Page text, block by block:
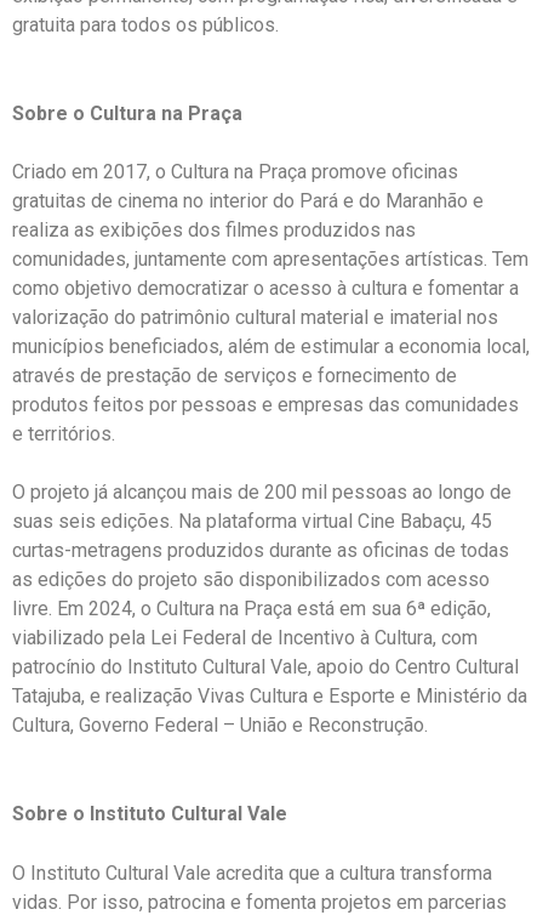
gratuita para todos os públicos.
Sobre o Cultura na Praça
Criado em 2017, o Cultura na Praça promove oficinas
gratuitas de cinema no interior do Pará e do Maranhão e
realiza as exibições dos filmes produzidos nas
comunidades, juntamente com apresentações artísticas. Tem
como objetivo democratizar o acesso à cultura e fomentar a
valorização do patrimônio cultural material e imaterial nos
municípios beneficiados, além de estimular a economia local,
através de prestação de serviços e fornecimento de
produtos feitos por pessoas e empresas das comunidades
e territórios.
O projeto já alcançou mais de 200 mil pessoas ao longo de
suas seis edições. Na plataforma virtual Cine Babaçu, 45
curtas-metragens produzidos durante as oficinas de todas
as edições do projeto são disponibilizados com acesso
livre. Em 2024, o Cultura na Praça está em sua 6ª edição,
viabilizado pela Lei Federal de Incentivo à Cultura, com
patrocínio do Instituto Cultural Vale, apoio do Centro Cultural
Tatajuba, e realização Vivas Cultura e Esporte e Ministério da
Cultura, Governo Federal – União e Reconstrução.
Sobre o Instituto Cultural Vale
O Instituto Cultural Vale acredita que a cultura transforma
vidas. Por isso, patrocina e fomenta projetos em parcerias